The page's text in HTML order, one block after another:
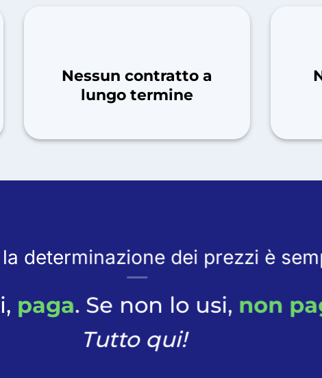
Nessun contratto a
lungo termine
la determinazione dei prezzi è
paga. Se non lo usi, non
Tutto qui!